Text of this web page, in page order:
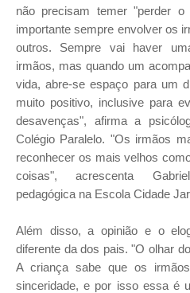
não precisam temer "perder
importante sempre envolver os
outros. Sempre vai haver
irmãos, mas quando um
vida, abre-se espaço para um
muito positivo, inclusive para
desavenças", afirma a
Colégio Paralelo. "Os irmãos
reconhecer os mais velhos
coisas", acrescenta
pedagógica na Escola Cidade
Além disso, a opinião e o
diferente da dos pais. "O olhar
A criança sabe que os
sinceridade, e por isso essa é